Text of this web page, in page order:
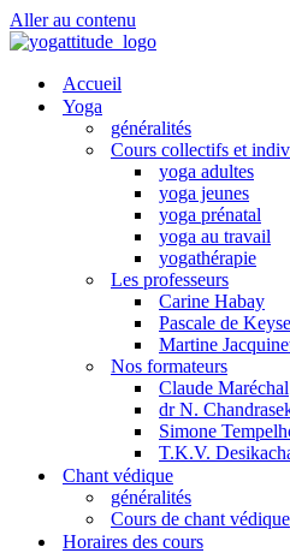
Aller au contenu
Accueil
Yoga
généralités
Cours collectifs et
yoga adultes
yoga jeunes
yoga prénatal
yoga au travail
yogathérapie
Les professeurs
Carine Habay
Pascale de
Martine
Nos formateurs
Claude Maréchal
dr N.
Simone
T.K.V.
Chant védique
généralités
Cours de chant védique
Horaires des cours